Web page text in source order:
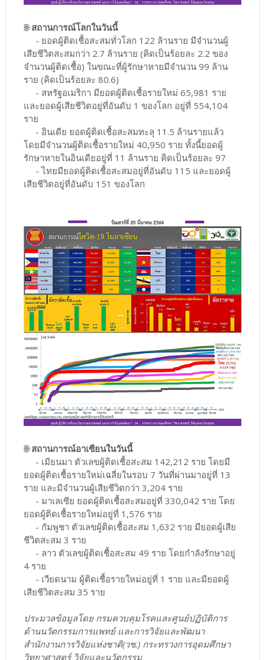
🌐สถานการณ์โลกในวันนี้
- ยอดผู้ติดเชื้อสะสมทั่วโลก 122 ล้านราย มีจำนวนผู้
เสียชีวิตสะสมกว่า 2.7 ล้านราย (คิดเป็นร้อยละ 2.2 ของ
จำนวนผู้ติดเชื้อ) ในขณะที่ผู้รักษาหายมีจำนวน 99 ล้าน
ราย (คิดเป็นร้อยละ 80.6)
- สหรัฐอเมริกา มียอดผู้ติดเชื้อรายใหม่ 65,981 ราย
และยอดผู้เสียชีวิตอยู่ที่อันดับ 1 ของโลก อยู่ที่ 554,104
ราย
- อินเดีย ยอดผู้ติดเชื้อสะสมทะลุ 11.5 ล้านรายแล้ว
โดยมีจำนวนผู้ติดเชื้อรายใหม่ 40,950 ราย ทั้งนี้ยอดผู้
รักษาหายในอินเดียอยู่ที่ 11 ล้านราย คิดเป็นร้อยละ 97
- ไทยมียอดผู้ติดเชื้อสะสมอยู่ที่อันดับ 115 และยอดผู้
เสียชีวิตอยู่ที่อันดับ 151 ของโลก
🌐สถานการณ์อาเซียนในวันนี้
- เมียนมา ตัวเลขผู้ติดเชื้อสะสม 142,212 ราย โดยมี
ยอดผู้ติดเชื้อรายใหม่เฉลี่ยในรอบ 7 วันที่ผ่านมาอยู่ที่ 13
ราย และมีจำนวนผู้เสียชีวิตกว่า 3,204 ราย
- มาเลเซีย ยอดผู้ติดเชื้อสะสมอยู่ที่ 330,042 ราย โดย
ยอดผู้ติดเชื้อรายใหม่อยู่ที่ 1,576 ราย
- กัมพูชา ตัวเลขผู้ติดเชื้อสะสม 1,632 ราย มียอดผู้เสีย
ชีวิตสะสม 3 ราย
- ลาว ตัวเลขผู้ติดเชื้อสะสม 49 ราย โดยกำลังรักษาอยู่
4 ราย
- เวียดนาม ผู้ติดเชื้อรายใหม่อยู่ที่ 1 ราย และมียอดผู้
เสียชีวิตสะสม 35 ราย
ประมวลข้อมูลโดย กรมควบคุมโรคและศูนย์ปฏิบัติการ
ด้านนวัตกรรมการแพทย์ และการวิจัยและพัฒนา
สำนักงานการวิจัยแห่งชาติ(วช.) กระทรวงการอุดมศึกษา
วิทยาศาสตร์ วิจัยและนวัตกรรม